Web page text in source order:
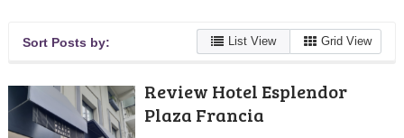
Sort Posts by: List View Grid View
Review Hotel Esplendor
Plaza Francia